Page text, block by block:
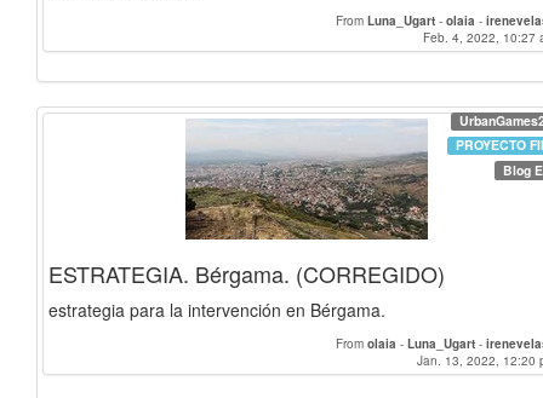
From Luna_Ugart - olaia -
Feb. 4, 2022, 10:27
PROYECTO
Blog
ESTRATEGIA. Bérgama. (CORREGIDO)
estrategia para la intervención en Bérgama.
From olaia - Luna_Ugart -
Jan. 13, 2022, 12:20